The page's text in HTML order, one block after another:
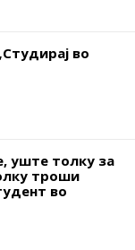
во
уште толку за
троши
во